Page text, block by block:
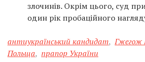
злочинів. Окрім цього, суд
один рік пробаційного
антиукраїнський кандидат, Гжегож
Польща, прапор України